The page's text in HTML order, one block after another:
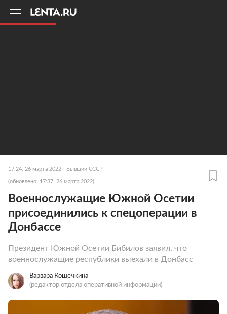
17:24, 26 марта 2022 Бывший СССР
(обновлено: 17:37, 26 марта 2022)
Военнослужащие Южной Осетии
присоединились к спецоперации в
Донбассе
Президент Южной Осетии Бибилов заявил, что
военнослужащие республики выехали в Донбасс
Варвара Кошечкина
(редактор отдела оперативной информации)